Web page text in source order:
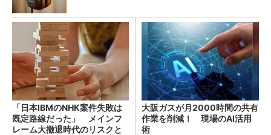
「日本IBMのNHK案件失敗は
既定路線だった」 メインフ
レーム大撤退時代のリスクと
大阪ガスが月2000時間の共有
作業を削減！ 現場のAI活用
術